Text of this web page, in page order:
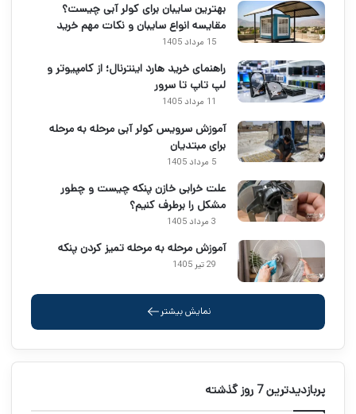
بهترین سایبان برای کولر آبی چیست؟
مقایسه انواع سایبان و نکات مهم خرید
15 مرداد 1405
راهنمای خرید هارد اینترنال؛ از کامپیوتر و
لپ تاپ تا سرور
11 مرداد 1405
آموزش سرویس کولر آبی مرحله به مرحله
برای مبتدیان
5 مرداد 1405
علت خرابی خازن پنکه چیست و چطور
مشکل را برطرف کنیم؟
3 مرداد 1405
آموزش مرحله به مرحله تمیز کردن پنکه
29 تیر 1405
نمایش بیشتر
پربازدیدترین 7 روز گذشته